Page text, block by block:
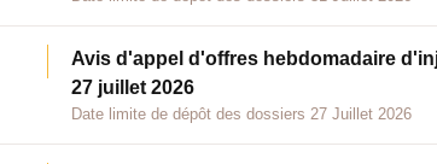
Avis d'appel d'offres hebdomadaire
27 juillet 2026
Date limite de dépôt des dossiers 27 Juillet 2026